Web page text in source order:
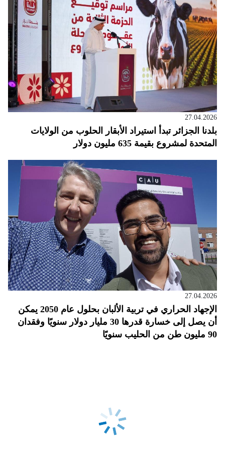
27.04.2026
بلدنا الجزائر تبدأ استيراد الأبقار الحلوب من الولايات
المتحدة لمشروع بقيمة 635 مليون دولار
27.04.2026
الإجهاد الحراري في تربية الألبان بحلول عام 2050 يمكن
أن يصل إلى خسارة قدرها 30 مليار دولار سنويًا وفقدان
90 مليون طن من الحليب سنويًا